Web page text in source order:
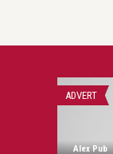
ADVERT
Alex Pub